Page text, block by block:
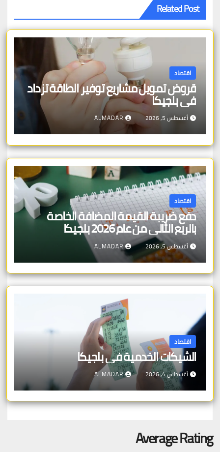
Related Post
اقتصاد
قروض تمويل مشاريع توفير الطاقة تزداد
في بلجيكا
أغسطس 5, 2026 ALMADAR
اقتصاد
دفع ضريبة القيمة المضافة الخاصة
بالربع الثاني من عام 2026 بلجيكا
أغسطس 5, 2026 ALMADAR
اقتصاد
الشيكات الخدمية في بلجيكا
أغسطس 4, 2026 ALMADAR
Average Rating